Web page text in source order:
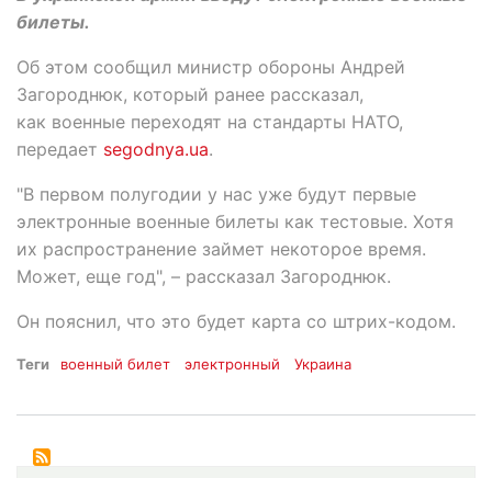
билеты.
Об этом сообщил министр обороны Андрей
Загороднюк, который ранее рассказал,
как военные переходят на стандарты НАТО,
передает segodnya.ua.
"В первом полугодии у нас уже будут первые
электронные военные билеты как тестовые. Хотя
их распространение займет некоторое время.
Может, еще год", – рассказал Загороднюк.
Он пояснил, что это будет карта со штрих-кодом.
Теги военный билет электронный Украина